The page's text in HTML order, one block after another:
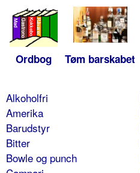
Ordbog Tøm barskabet
Alkoholfri
Amerika
Barudstyr
Bitter
Bowle og punch